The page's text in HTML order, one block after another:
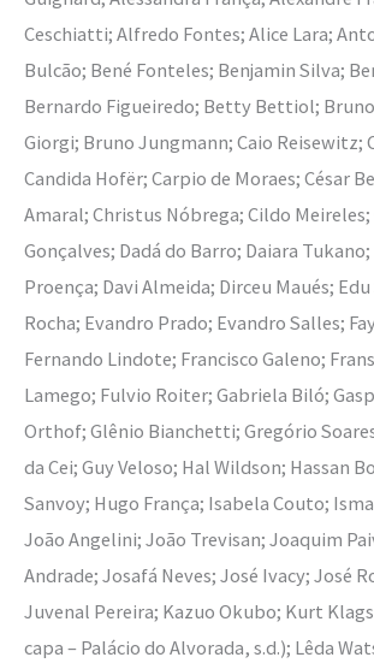
Ceschiatti; Alfredo Fontes; Alice Lara;
Bulcão; Bené Fonteles; Benjamin Silva;
Bernardo Figueiredo; Betty Bettiol;
Giorgi; Bruno Jungmann; Caio Reisewitz;
Candida Hofër; Carpio de Moraes; César
Amaral; Christus Nóbrega; Cildo Meireles;
Gonçalves; Dadá do Barro; Daiara
Proença; Davi Almeida; Dirceu Maués;
Rocha; Evandro Prado; Evandro Salles;
Fernando Lindote; Francisco Galeno;
Lamego; Fulvio Roiter; Gabriela Biló;
Orthof; Glênio Bianchetti; Gregório
da Cei; Guy Veloso; Hal Wildson; Hassan
Sanvoy; Hugo França; Isabela Couto;
João Angelini; João Trevisan; Joaquim
Andrade; Josafá Neves; José Ivacy; José
Juvenal Pereira; Kazuo Okubo; Kurt
capa – Palácio do Alvorada, s.d.); Lêda